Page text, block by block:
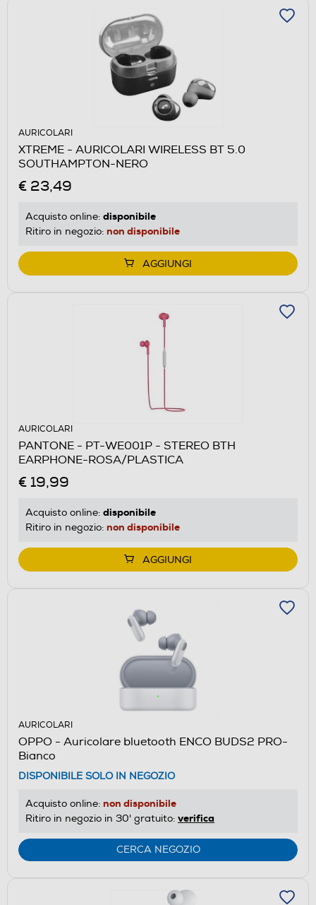
AURICOLARI
XTREME - AURICOLARI WIRELESS BT 5.0
SOUTHAMPTON-NERO
€ 23,49
Acquisto online: disponibile
Ritiro in negozio: non disponibile
AGGIUNGI
AURICOLARI
PANTONE - PT-WE001P - STEREO BTH
EARPHONE-ROSA/PLASTICA
€ 19,99
Acquisto online: disponibile
Ritiro in negozio: non disponibile
AGGIUNGI
AURICOLARI
OPPO - Auricolare bluetooth ENCO BUDS2 PRO-
Bianco
DISPONIBILE SOLO IN NEGOZIO
Acquisto online: non disponibile
Ritiro in negozio in 30' gratuito: verifica
CERCA NEGOZIO